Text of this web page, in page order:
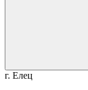
г. Елец